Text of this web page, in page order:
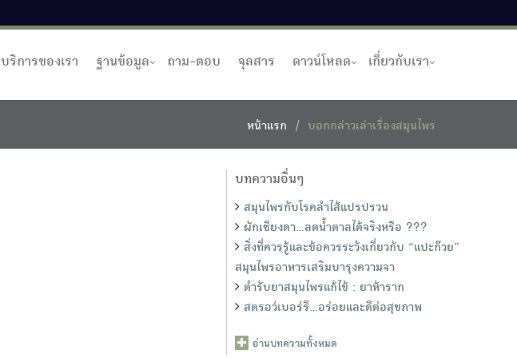
บริการของเรา ฐานข้อมูล ถาม-ตอบ จุลสาร ดาวน์โหลด เกี่ยวกับเรา
หน้าแรก บอกกล่าวเล่าเรื่องสมุนไพร
บทความอื่นๆ
สมุนไพรกับโรคลำไส้แปรปรวน
ผักเชียงดา...ลดน้ำตาลได้จริงหรือ ???
สิ่งที่ควรรู้และข้อควรระวังเกี่ยวกับ “แปะก๊วย”
สมุนไพรอาหารเสริมบารุงความจา
ตำรับยาสมุนไพรแก้ไข้ : ยาห้าราก
สตรอว์เบอร์รี...อร่อยและดีต่อสุขภาพ
อ่านบทความทั้งหมด